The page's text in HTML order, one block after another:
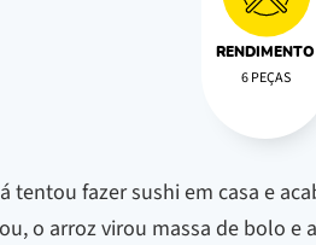
RENDIMENTO
6 PEÇAS
tentou fazer sushi em casa e
o arroz virou massa de bolo e